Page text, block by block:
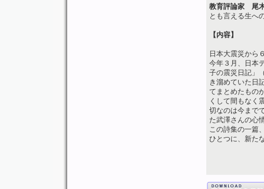
教育評論家 尾
とも言える生へ
【内容】
日本大震災か
今年３月、日本
子の震災日記」
き溜めていた日
てまとめたもの
くして間もなく
切なのは今まで
た武澤さんの心
この詩集の一篇
ひとつに、新た